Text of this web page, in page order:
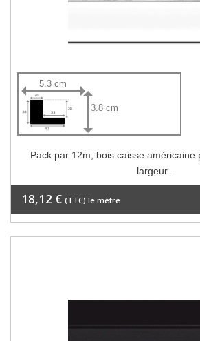
5.3 cm
3.8 cm
Pack par 12m, bois caisse américaine
largeur...
18,12 € (TTC) le mètre